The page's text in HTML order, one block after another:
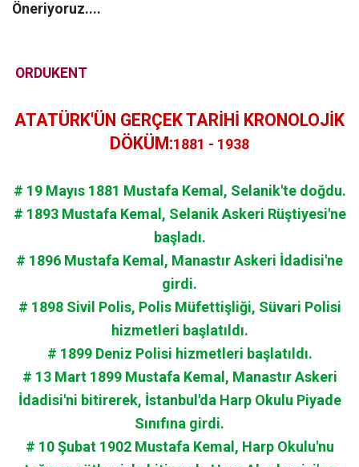
Öneriyoruz....
ORDUKENT
ATATÜRK'ÜN GERÇEK TARİHİ KRONOLOJİK
DÖKÜM:1881 - 1938
# 19 Mayıs 1881 Mustafa Kemal, Selanik'te doğdu.
# 1893 Mustafa Kemal, Selanik Askeri Rüştiyesi'ne
başladı.
# 1896 Mustafa Kemal, Manastır Askeri İdadisi'ne
girdi.
# 1898 Sivil Polis, Polis Müfettişliği, Süvari Polisi
hizmetleri başlatıldı.
# 1899 Deniz Polisi hizmetleri başlatıldı.
# 13 Mart 1899 Mustafa Kemal, Manastır Askeri
İdadisi'ni bitirerek, İstanbul'da Harp Okulu Piyade
Sınıfına girdi.
# 10 Şubat 1902 Mustafa Kemal, Harp Okulu'nu